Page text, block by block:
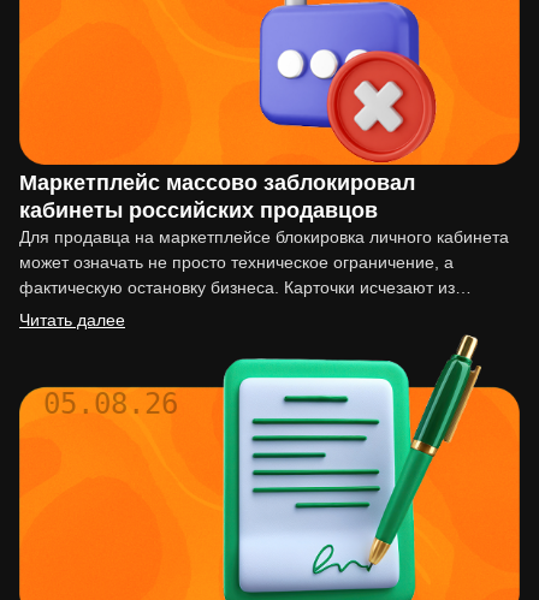
Маркетплейс массово заблокировал
кабинеты российских продавцов
Для продавца на маркетплейсе блокировка личного кабинета
может означать не просто техническое ограничение, а
фактическую остановку бизнеса. Карточки исчезают из
выдачи, реклама перестаёт работать,…
Читать далее
05.08.26